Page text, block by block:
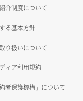
介制度について
る基本方針
り扱いについて
ィア利用規約
者保護機構」について